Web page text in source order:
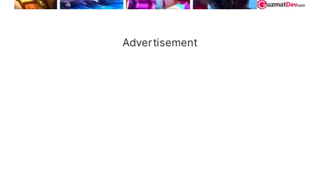
Advertisement